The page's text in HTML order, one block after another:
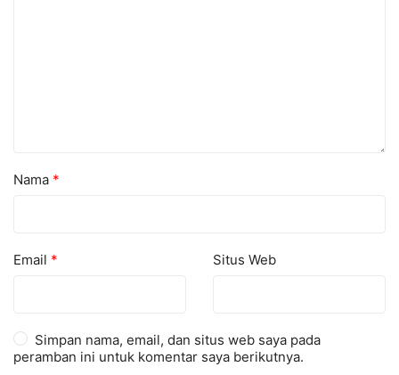
Nama *
Email * Situs Web
Simpan nama, email, dan situs web saya pada
peramban ini untuk komentar saya berikutnya.